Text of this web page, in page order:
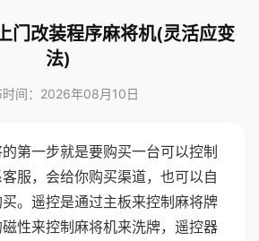
门改装程序麻将机(灵活应变
法)
时间：2026年08月10日
第一步就是要购买一台可以控制
服，会给你购买渠道，也可以自
。遥控是通过主板来控制麻将牌
性来控制麻将机来洗牌，遥控器